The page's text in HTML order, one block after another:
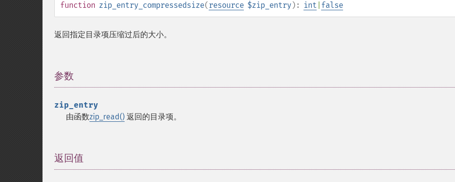
function zip_entry_compressedsize(resource $zip_entry): int false
返回指定目录项压缩过后的大小。
参数
zip_entry
由函数zip_read() 返回的目录项。
返回值